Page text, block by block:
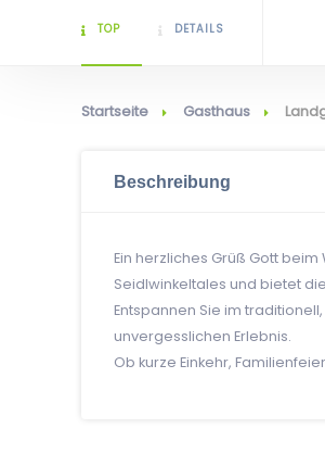
TOP DETAILS
Startseite Gasthaus
Beschreibung
Ein herzliches Grüß Gott
Seidlwinkeltales und bietet
Entspannen Sie im
unvergesslichen Erlebnis.
Ob kurze Einkehr,